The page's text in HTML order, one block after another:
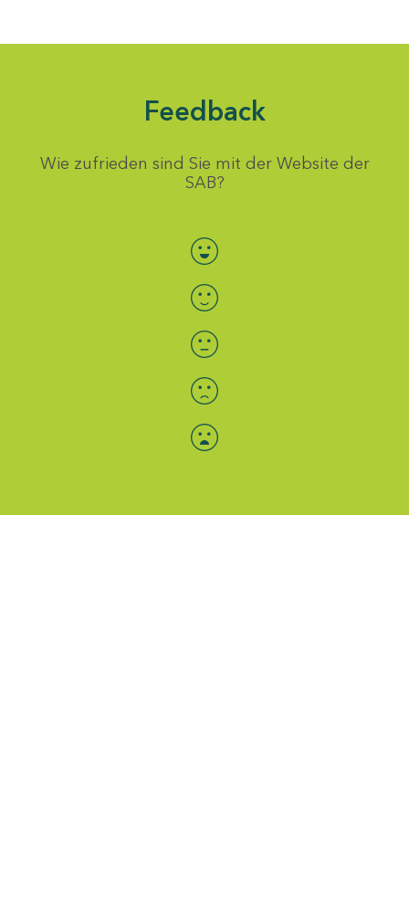
Feedback
Wie zufrieden sind Sie mit der Website der
SAB?
Bewertung auswählen